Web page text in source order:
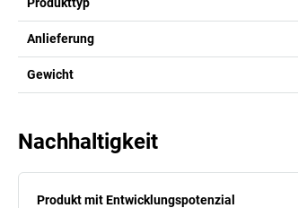
Anlieferung
Gewicht
Nachhaltigkeit
Produkt mit Entwicklungspotenzial